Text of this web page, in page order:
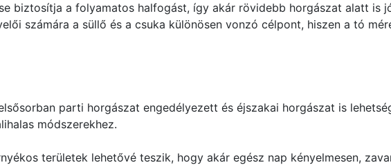
biztosítja a folyamatos halfogást, így akár rövidebb horgászat alatt is
számára a süllő és a csuka különösen vonzó célpont, hiszen a tó
parti horgászat engedélyezett és éjszakai horgászat is
módszerekhez.
területek lehetővé teszik, hogy akár egész nap kényelmesen,